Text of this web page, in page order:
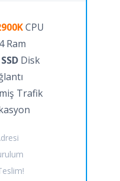
CPU
Ram
SSDDisk
Trafik